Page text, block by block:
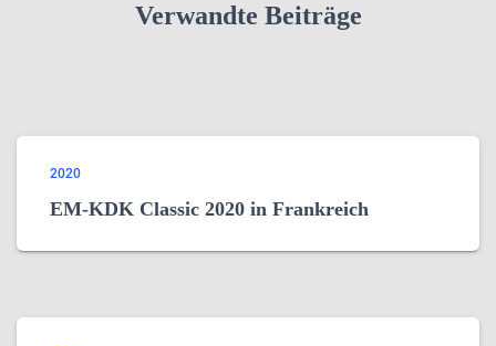
Verwandte Beiträge
2020
EM-KDK Classic 2020 in Frankreich